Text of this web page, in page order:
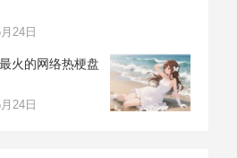
24日
火的网络热梗盘
24日